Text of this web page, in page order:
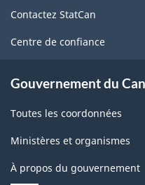
ce
site
Contactez StatCan
Centre de confiance
Gouvernement du
Toutes les coordonnées
Ministères et organismes
À propos du gouvernement